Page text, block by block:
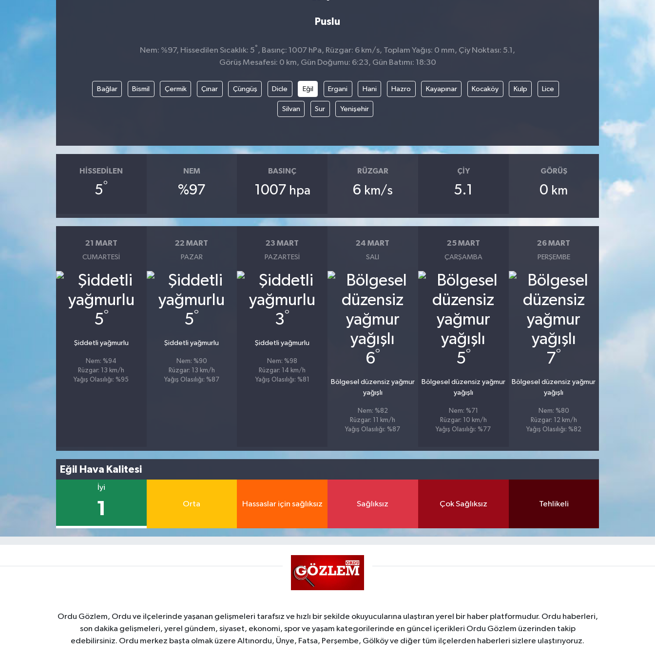
Puslu
Nem: %97, Hissedilen Sıcaklık: 5° , Basınç: 1007 hPa, Rüzgar: 6 km/s, Toplam Yağış: 0 mm, Çiy Noktası: 5.1,
Görüş Mesafesi: 0 km, Gün Doğumu: 6:23, Gün Batımı: 18:30
Bağlar Bismil Çermik Çınar Çüngüş Dicle Eğil Ergani Hani Hazro Kayapınar Kocaköy Kulp Lice
Silvan Sur Yenişehir
HISSEDILEN
5°
NEM
%97
BASINÇ
1007 hpa
RÜZGAR
6 km/s
ÇIY
5.1
GÖRÜŞ
0 km
21 MART
CUMARTESI
5°
Şiddetli yağmurlu
Nem: %94
Rüzgar: 13 km/h
Yağış Olasılığı: %95
22 MART
PAZAR
5°
Şiddetli yağmurlu
Nem: %90
Rüzgar: 13 km/h
Yağış Olasılığı: %87
23 MART
PAZARTESI
3°
Şiddetli yağmurlu
Nem: %98
Rüzgar: 14 km/h
Yağış Olasılığı: %81
24 MART
SALI
6°
Bölgesel düzensiz yağmur
yağışlı
Nem: %82
Rüzgar: 11 km/h
Yağış Olasılığı: %87
25 MART
ÇARŞAMBA
5°
Bölgesel düzensiz yağmur
yağışlı
Nem: %71
Rüzgar: 10 km/h
Yağış Olasılığı: %77
26 MART
PERŞEMBE
7°
Bölgesel düzensiz yağmur
yağışlı
Nem: %80
Rüzgar: 12 km/h
Yağış Olasılığı: %82
Eğil Hava Kalitesi
İyi
1 Orta Hassaslar için sağlıksız Sağlıksız Çok Sağlıksız Tehlikeli
Ordu Gözlem, Ordu ve ilçelerinde yaşanan gelişmeleri tarafsız ve hızlı bir şekilde okuyucularına ulaştıran yerel bir haber platformudur. Ordu haberleri,
son dakika gelişmeleri, yerel gündem, siyaset, ekonomi, spor ve yaşam kategorilerinde en güncel içerikleri Ordu Gözlem üzerinden takip
edebilirsiniz. Ordu merkez başta olmak üzere Altınordu, Ünye, Fatsa, Perşembe, Gölköy ve diğer tüm ilçelerden haberleri sizlere ulaştırıyoruz.